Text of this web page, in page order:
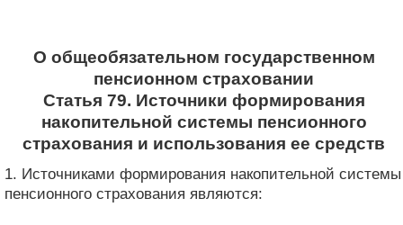
О общеобязательном государственном
пенсионном страховании
Статья 79. Источники формирования
накопительной системы пенсионного
страхования и использования ее средств
1. Источниками формирования накопительной системы
пенсионного страхования являются: